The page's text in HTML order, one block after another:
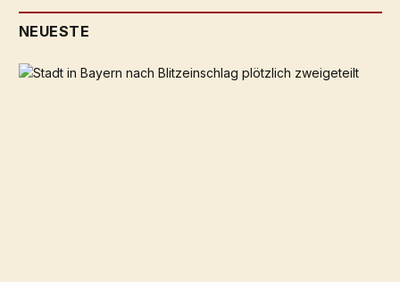
NEUESTE